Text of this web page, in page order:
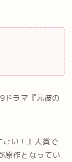
ドラマ『元彼の
い！』大賞で
原作となってい